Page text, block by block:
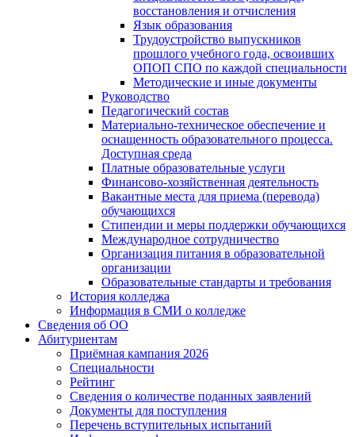
восстановления и отчисления
Язык образования
Трудоустройство выпускников
прошлого учебного года, освоивших
ОПОП СПО по каждой специальности
Методические и иные документы
Руководство
Педагогический состав
Материально-техническое обеспечение и
оснащенность образовательного процесса.
Доступная среда
Платные образовательные услуги
Финансово-хозяйственная деятельность
Вакантные места для приема (перевода)
обучающихся
Стипендии и меры поддержки обучающихся
Международное сотрудничество
Организация питания в образовательной
организации
Образовательные стандарты и требования
История колледжа
Информация в СМИ о колледже
Сведения об ОО
Абитуриентам
Приёмная кампания 2026
Специальности
Рейтинг
Сведения о количестве поданных заявлений
Документы для поступления
Перечень вступительных испытаний